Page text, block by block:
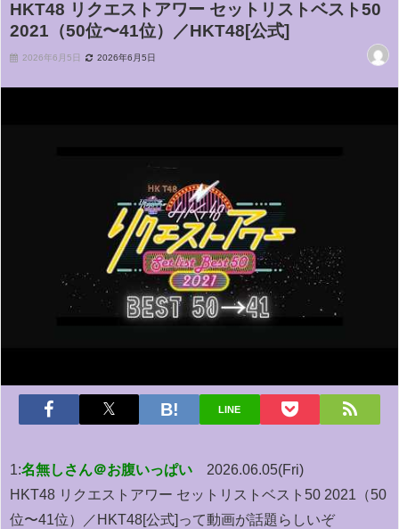
HKT48 リクエストアワー セットリストベスト50
2021（50位〜41位）／HKT48[公式]
2026年6月5日 2026年6月5日
LINE
1:名無しさん＠お腹いっぱい
2026.06.05(Fri)
HKT48 リクエストアワー セットリストベスト50 2021（50
位〜41位）／HKT48[公式]って動画が話題らしいぞ